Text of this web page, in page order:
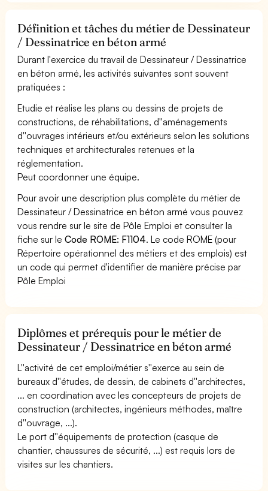
Définition et tâches du métier de Dessinateur
/ Dessinatrice en béton armé
Durant l'exercice du travail de Dessinateur / Dessinatrice
en béton armé, les activités suivantes sont souvent
pratiquées :
Etudie et réalise les plans ou dessins de projets de
constructions, de réhabilitations, d''aménagements
d''ouvrages intérieurs et/ou extérieurs selon les solutions
techniques et architecturales retenues et la
réglementation.
Peut coordonner une équipe.
Pour avoir une description plus complète du métier de
Dessinateur / Dessinatrice en béton armé vous pouvez
vous rendre sur le site de Pôle Emploi et consulter la
fiche sur leCode ROME: F1104. Le code ROME (pour
Répertoire opérationnel des métiers et des emplois) est
un code qui permet d'identifier de manière précise par
Pôle Emploi
Diplômes et prérequis pour le métier de
Dessinateur / Dessinatrice en béton armé
L''activité de cet emploi/métier s''exerce au sein de
bureaux d''études, de dessin, de cabinets d''architectes,
... en coordination avec les concepteurs de projets de
construction (architectes, ingénieurs méthodes, maître
d''ouvrage, ...).
Le port d''équipements de protection (casque de
chantier, chaussures de sécurité, ...) est requis lors de
visites sur les chantiers.